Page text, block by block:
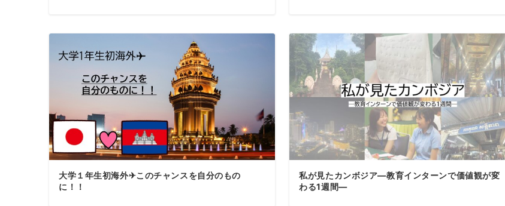
大学１年生初海外✈このチャンスを自分のもの
に！！
私が見たカンボジア―教育インターンで価値観が変
わる1週間―